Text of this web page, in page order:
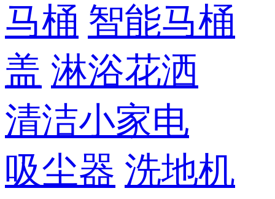
马桶 智能马桶
盖 淋浴花洒
清洁小家电
吸尘器 洗地机